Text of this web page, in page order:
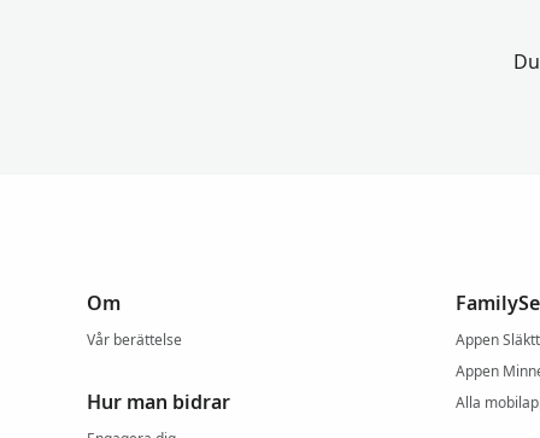
Om
Vår berättelse
Hur man bidrar
Appen
Appen
Alla